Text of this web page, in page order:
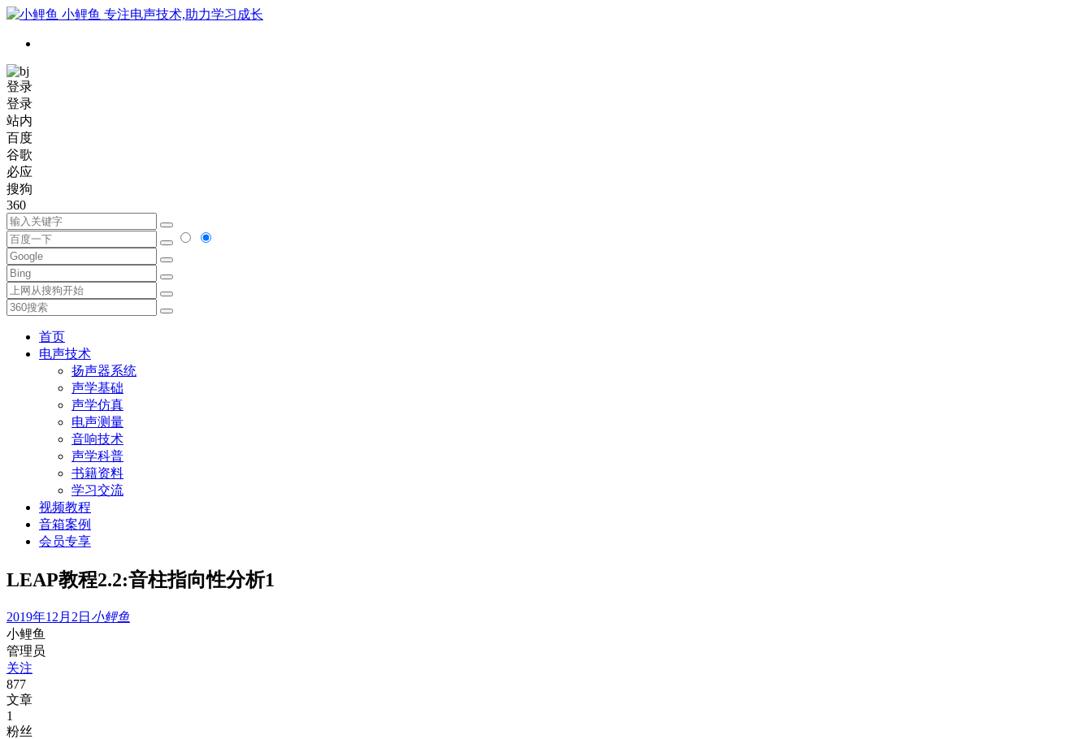
小鲤鱼 专注电声技术,助力学习成长
登录
登录
站内
百度
谷歌
必应
搜狗
360
首页
电声技术
扬声器系统
声学基础
声学仿真
电声测量
音响技术
声学科普
书籍资料
学习交流
视频教程
音箱案例
会员专享
LEAP教程2.2:音柱指向性分析1
2019年12月2日 小鲤鱼
小鲤鱼
管理员
关注
877
文章
1
粉丝